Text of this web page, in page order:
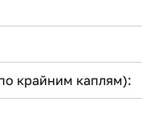
крайним каплям):